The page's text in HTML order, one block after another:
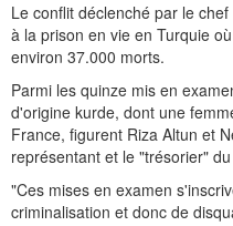
Le conflit déclenché par le
à la prison en vie en Turquie
environ 37.000 morts.
Parmi les quinze mis en
d'origine kurde, dont une
France, figurent Riza Altun et
représentant et le "trésorier"
"Ces mises en examen
criminalisation et donc de